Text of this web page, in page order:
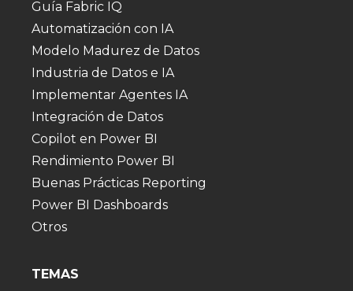
Guía Fabric IQ
Automatización con IA
Modelo Madurez de Datos
Industria de Datos e IA
Implementar Agentes IA
Integración de Datos
Copilot en Power BI
Rendimiento Power BI
Buenas Prácticas Reporting
Power BI Dashboards
Otros
TEMAS